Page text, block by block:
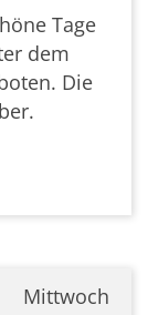
Tage
dem
Die
Mittwoch